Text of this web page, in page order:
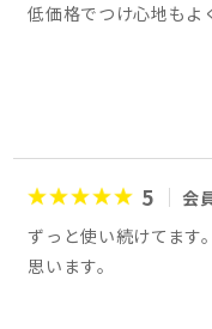
低価格でつけ心地もよ
5
会
ずっと使い続けてます
思います。